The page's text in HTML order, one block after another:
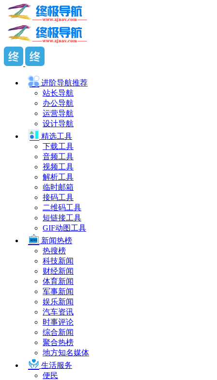
进阶导航推荐
站长导航
办公导航
运营导航
设计导航
精选工具
下载工具
音频工具
视频工具
解析工具
临时邮箱
接码工具
二维码工具
短链接工具
GIF动图工具
新闻热榜
热搜榜
科技新闻
财经新闻
体育新闻
军事新闻
娱乐新闻
汽车资讯
时事评论
综合新闻
聚合热榜
地方知名媒体
生活服务
便民